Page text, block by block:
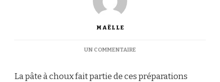
MAËLLE
UN COMMENTAIRE
LA
La pâte à choux fait partie de ces préparations